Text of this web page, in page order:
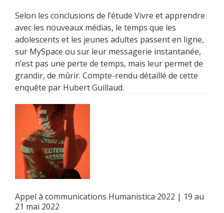
Selon les conclusions de l’étude Vivre et apprendre
avec les nouveaux médias, le temps que les
adolescents et les jeunes adultes passent en ligne,
sur MySpace ou sur leur messagerie instantanée,
n’est pas une perte de temps, mais leur permet de
grandir, de mûrir. Compte-rendu détaillé de cette
enquête par Hubert Guillaud.
Appel à communications Humanistica 2022 | 19 au
21 mai 2022